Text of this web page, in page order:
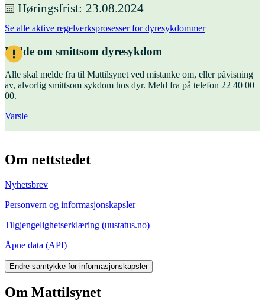
Høringsfrist 23.08.2024
Se alle aktive regelverksprosesser for dyresykdommer
Melde om smittsom dyresykdom
Alle skal melde fra til Mattilsynet ved mistanke om, eller påvisning
av, alvorlig smittsom sykdom hos dyr. Meld fra på telefon 22 40 00
00.
Varsle
Om nettstedet
Nyhetsbrev
Personvern og informasjonskapsler
Tilgjengelighetserklæring (uustatus.no)
Åpne data (API)
Endre samtykke for informasjonskapsler
Om Mattilsynet